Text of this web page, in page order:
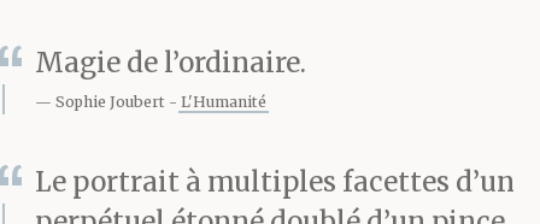
porte-manteau et il fait
des phrases qui
tombent rondement
Magie de l’ordinaire.
Sophie Joubert L'Humanité
Le portrait à multiples facettes d’un